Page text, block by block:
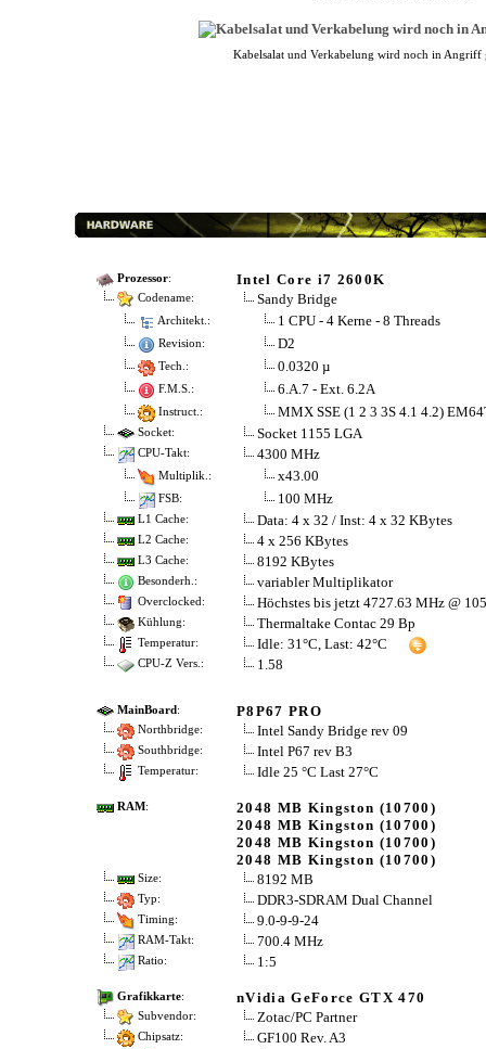
Kabelsalat und Verkabelung wird noch in Angriff
Prozessor: Intel Core i7 2600K
Codename: Sandy Bridge
Architekt.: 1 CPU - 4 Kerne - 8 Threads
Revision: D2
Tech.: 0.0320 µ
F.M.S.: 6.A.7 - Ext. 6.2A
Instruct.: MMX SSE (1 2 3 3S 4.1 4.2)
Socket: Socket 1155 LGA
CPU-Takt: 4300 MHz
Multiplik.: x43.00
FSB: 100 MHz
L1 Cache: Data: 4 x 32 / Inst: 4 x 32 KBytes
L2 Cache: 4 x 256 KBytes
L3 Cache: 8192 KBytes
Besonderh.: variabler Multiplikator
Overclocked: Höchstes bis jetzt 4727.63 MHz @
Kühlung: Thermaltake Contac 29 Bp
Temperatur: Idle: 31°C, Last: 42°C
CPU-Z Vers.: 1.58
MainBoard: P8P67 PRO
Northbridge: Intel Sandy Bridge rev 09
Southbridge: Intel P67 rev B3
Temperatur: Idle 25 °C Last 27°C
RAM:
2048 MB Kingston (10700)
2048 MB Kingston (10700)
2048 MB Kingston (10700)
2048 MB Kingston (10700)
Size: 8192 MB
Typ: DDR3-SDRAM Dual Channel
Timing: 9.0-9-9-24
RAM-Takt: 700.4 MHz
Ratio: 1:5
Grafikkarte: nVidia GeForce GTX 470
Subvendor: Zotac/PC Partner
Chipsatz: GF100 Rev. A3